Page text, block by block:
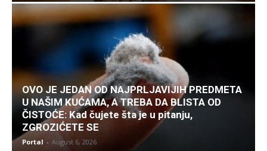
OVO JE JEDAN OD NAJPRLJAVIJIH PREDMETA
U NAŠIM KUĆAMA, A TREBA DA BLISTA OD
ČISTOĆE: Kad čujete šta je u pitanju,
ZGROZIĆETE SE
Portal - August 6, 2026